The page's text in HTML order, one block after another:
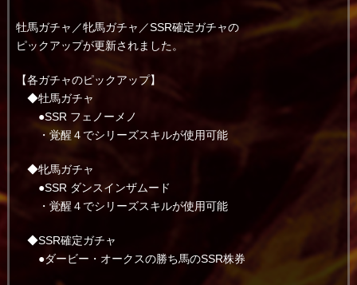
牡馬ガチャ／牝馬ガチャ／SSR確定ガチャの
ピックアップが更新されました。
【各ガチャのピックアップ】
◆牡馬ガチャ
●SSR フェノーメノ
・覚醒４でシリーズスキルが使用可能
◆牝馬ガチャ
●SSR ダンスインザムード
・覚醒４でシリーズスキルが使用可能
◆SSR確定ガチャ
●ダービー・オークスの勝ち馬のSSR株券